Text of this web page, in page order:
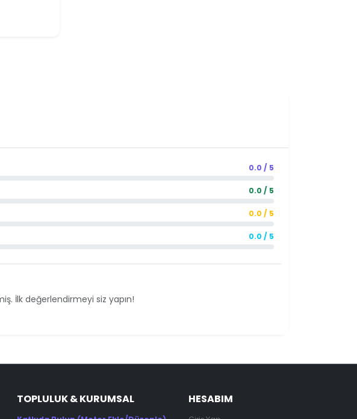
0.0 / 5
0.0 / 5
0.0 / 5
0.0 / 5
İlk değerlendirmeyi siz yapın!
TOPLULUK & KURUMSAL HESABIM